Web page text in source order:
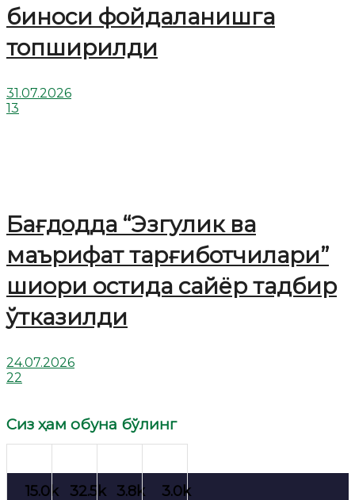
биноси фойдаланишга
топширилди
31.07.2026
13
Бағдодда “Эзгулик ва
маърифат тарғиботчилари”
шиори остида сайёр тадбир
ўтказилди
24.07.2026
22
Сиз ҳам обуна бўлинг